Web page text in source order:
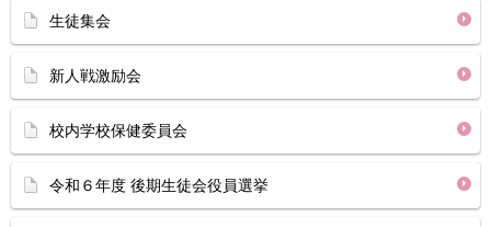
生徒集会
新人戦激励会
校内学校保健委員会
令和６年度 後期生徒会役員選挙